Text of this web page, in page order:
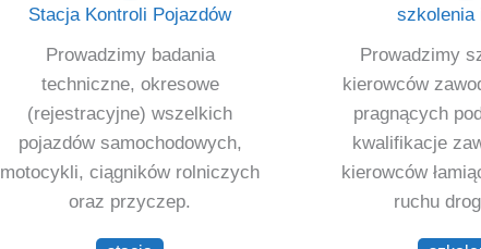
Stacja Kontroli Pojazdów
Prowadzimy badania
techniczne, okresowe
(rejestracyjne) wszelkich
pojazdów samochodowych,
motocykli, ciągników rolniczych
oraz przyczep.
szkolenia
Prowadzimy
kierowców
pragnących
kwalifikacje
kierowców
ruchu